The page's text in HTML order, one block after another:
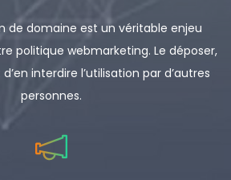
de domaine est un véritable enjeu
politique webmarketing. Le déposer,
interdire l’utilisation par d’autres
personnes.